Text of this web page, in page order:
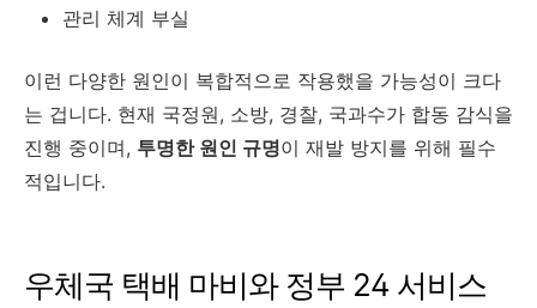
관리 체계 부실
이런 다양한 원인이 복합적으로 작용했을 가능성이 크다
는 겁니다. 현재 국정원, 소방, 경찰, 국과수가 합동 감식을
진행 중이며, 투명한 원인 규명이 재발 방지를 위해 필수
적입니다.
우체국 택배 마비와 정부 24 서비스